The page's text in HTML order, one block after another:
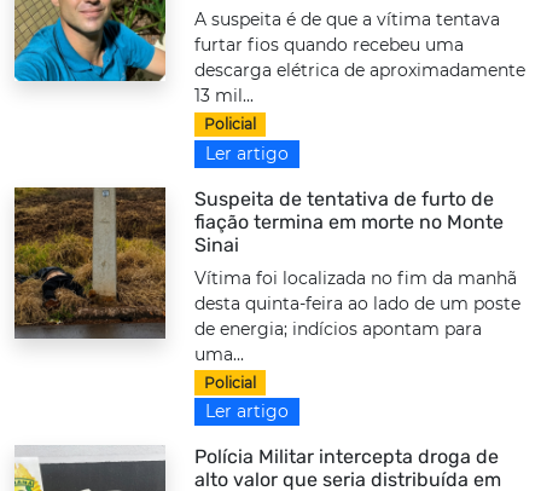
A suspeita é de que a vítima tentava
furtar fios quando recebeu uma
descarga elétrica de aproximadamente
13 mil...
Policial
Ler artigo
Suspeita de tentativa de furto de
fiação termina em morte no Monte
Sinai
Vítima foi localizada no fim da manhã
desta quinta-feira ao lado de um poste
de energia; indícios apontam para
uma...
Policial
Ler artigo
Polícia Militar intercepta droga de
alto valor que seria distribuída em